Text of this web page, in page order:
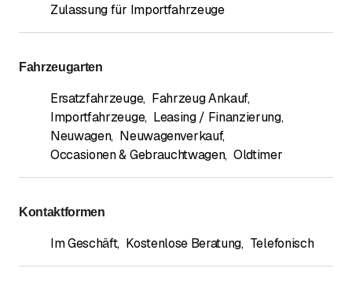
Zulassung für Importfahrzeuge
Fahrzeugarten
Ersatzfahrzeuge, Fahrzeug Ankauf,
Importfahrzeuge, Leasing / Finanzierung,
Neuwagen, Neuwagenverkauf,
Occasionen & Gebrauchtwagen, Oldtimer
Kontaktformen
Im Geschäft, Kostenlose Beratung, Telefonisch